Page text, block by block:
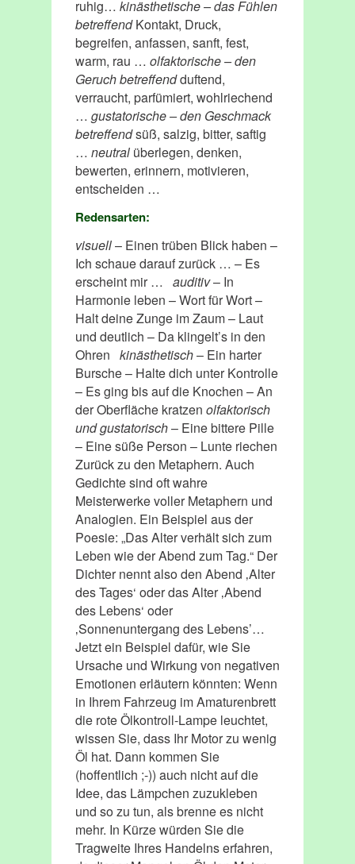
ruhig… kinästhetische – das Fühlen
betreffendKontakt, Druck,
begreifen, anfassen, sanft, fest,
warm, rau … olfaktorische – den
Geruch betreffendduftend,
verraucht, parfümiert, wohlriechend
… gustatorische – den Geschmack
betreffendsüß, salzig, bitter, saftig
… neutral überlegen, denken,
bewerten, erinnern, motivieren,
entscheiden …
Redensarten:
visuell– Einen trüben Blick haben –
Ich schaue darauf zurück … – Es
erscheint mir … auditiv– In
Harmonie leben – Wort für Wort –
Halt deine Zunge im Zaum – Laut
und deutlich – Da klingelt’s in den
Ohren kinästhetisch– Ein harter
Bursche – Halte dich unter Kontrolle
– Es ging bis auf die Knochen – An
der Oberfläche kratzen olfaktorisch
und gustatorisch– Eine bittere Pille
– Eine süße Person – Lunte riechen
Zurück zu den Metaphern. Auch
Gedichte sind oft wahre
Meisterwerke voller Metaphern und
Analogien. Ein Beispiel aus der
Poesie: „Das Alter verhält sich zum
Leben wie der Abend zum Tag.“ Der
Dichter nennt also den Abend ‚Alter
des Tages‘ oder das Alter ‚Abend
des Lebens‘ oder
‚Sonnenuntergang des Lebens’…
Jetzt ein Beispiel dafür, wie Sie
Ursache und Wirkung von negativen
Emotionen erläutern könnten: Wenn
in Ihrem Fahrzeug im Amaturenbrett
die rote Ölkontroll-Lampe leuchtet,
wissen Sie, dass Ihr Motor zu wenig
Öl hat. Dann kommen Sie
(hoffentlich ;-)) auch nicht auf die
Idee, das Lämpchen zuzukleben
und so zu tun, als brenne es nicht
mehr. In Kürze würden Sie die
Tragweite Ihres Handelns erfahren,